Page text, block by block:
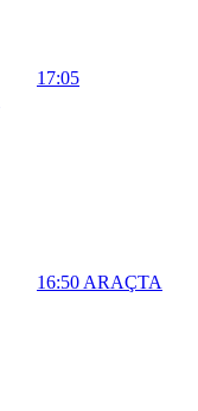
17:05
16:50 ARAÇTA